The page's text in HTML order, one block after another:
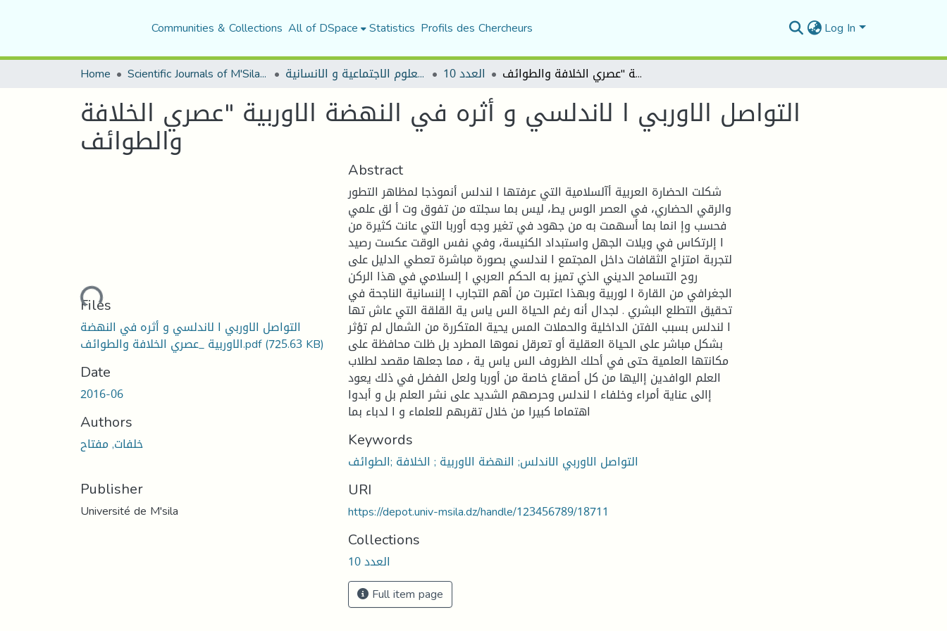
Communities & Collections All of DSpace Statistics Profils des Chercheurs Log In
Home Scientific Journals of M'Sila University مجلة العلوم الاجتماعية و الانسانية العدد 10 التواصل الاوربي ا لاندلسي و أثره في النهضة الاوربية "عصري الخلافة والطوائف
التواصل الاوربي ا لاندلسي و أثره في النهضة الاوربية "عصري الخلافة
والطوائف
Loading...
Files
التواصل الاوربي ا لاندلسي و أثره في النهضة
الاوربية _عصري الخلافة والطوائف.pdf(725.63 KB)
Date
2016-06
Authors
خلفات, مفتاح
Publisher
Université de M'sila
Abstract
شكلت الحضارة العربية أآلسلامية التي عرفتها ا لندلس أنموذجا لمظاهر التطور
والرقي الحضاري، في العصر الوس يط، ليس بما سجلته من تفوق وت أ لق علمي
فحسب وإ انما بما أسهمت به من جهود في تغير وجه أوربا التي عانت كثيرة من
ا إلرتكاس في ويلات الجهل واستبداد الكنيسة، وفي نفس الوقت عكست رصيد
لتجربة امتزاج الثقافات داخل المجتمع ا لندلسي بصورة مباشرة تعطي الدليل على
روح التسامح الديني الذي تميز به الحكم العربي ا إلسلامي في هذا الركن
الجغرافي من القارة ا لوربية وبهذا اعتبرت من أهم التجارب ا إلنسانية الناجحة في
تحقيق التطلع البشري . لجدال أنه رغم الحياة الس ياس ية القلقة التي عاش تها
ا لندلس بسبب الفتن الداخلية والحملات المس يحية المتكررة من الشمال لم تؤثر
بشكل مباشر على الحياة العقلية أو تعرقل نموها المطرد بل ظلت محافظة على
مكانتها العلمية حتى في أحلك الظروف الس ياس ية ، مما جعلها مقصد لطلاب
العلم الوافدين إاليها من كل أصقاع خاصة من أوربا ولعل الفضل في ذلك يعود
إالى عناية أمراء وخلفاء ا لندلس وحرصهم الشديد على نشر العلم بل و أبدوا
اهتماما كبيرا من خلال تقربهم للعلماء و ا لدباء بما
Keywords
التواصل الاوربي الاندلس; النهضة الاوربية ; الخلافة ;الطوائف
URI
https://depot.univ-msila.dz/handle/123456789/18711
Collections
العدد 10
Full item page